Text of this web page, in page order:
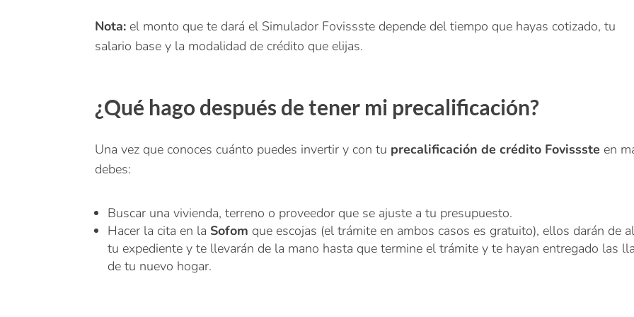
Nota: el monto que te dará el Simulador Fovissste depende del tiempo que hayas cotizado, tu
salario base y la modalidad de crédito que elijas.
¿Qué hago después de tener mi precalificación?
Una vez que conoces cuánto puedes invertir y con tu precalificación de crédito Fovissste en
debes:
Buscar una vivienda, terreno o proveedor que se ajuste a tu presupuesto.
Hacer la cita en la Sofom que escojas (el trámite en ambos casos es gratuito), ellos darán de
tu expediente y te llevarán de la mano hasta que termine el trámite y te hayan entregado las
de tu nuevo hogar.